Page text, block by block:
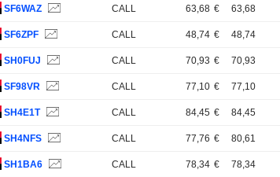
SF6WAZ CALL 63,68 € 63,68
SF6ZPF CALL 48,74 € 48,74
SH0FUJ CALL 70,93 € 70,93
SF98VR CALL 77,10 € 77,10
SH4E1T CALL 84,45 € 84,45
SH4NFS CALL 77,76 € 80,61
SH1BA6 CALL 78,34 € 78,34